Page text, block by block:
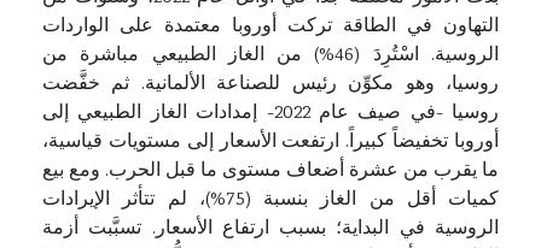
التهاون في الطاقة تركت أوروبا معتمدة على الواردات
الروسية. اسْتُرِدَ (46%) من الغاز الطبيعي مباشرة من
روسيا، وهو مكوِّن رئيس للصناعة الألمانية. ثم خفَّضت
روسيا -في صيف عام 2022- إمدادات الغاز الطبيعي إلى
أوروبا تخفيضاً كبيراً. ارتفعت الأسعار إلى مستويات قياسية،
ما يقرب من عشرة أضعاف مستوى ما قبل الحرب. ومع بيع
كميات أقل من الغاز بنسبة (75%)، لم تتأثر الإيرادات
الروسية في البداية؛ بسبب ارتفاع الأسعار. تسبَّبت أزمة